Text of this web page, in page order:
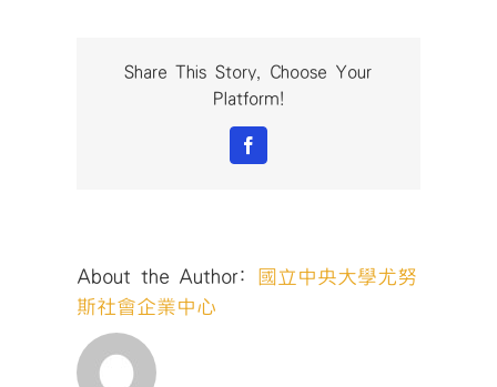
Share This Story, Choose Your
Platform!
Facebook
About the Author:
國立中央大學尤努
斯社會企業中心